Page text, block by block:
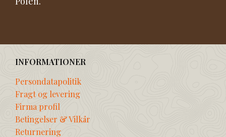
INFORMATIONER
Persondatapolitik
Fragt og levering
Firma profil
Betingelser & Vilkår
Returnering